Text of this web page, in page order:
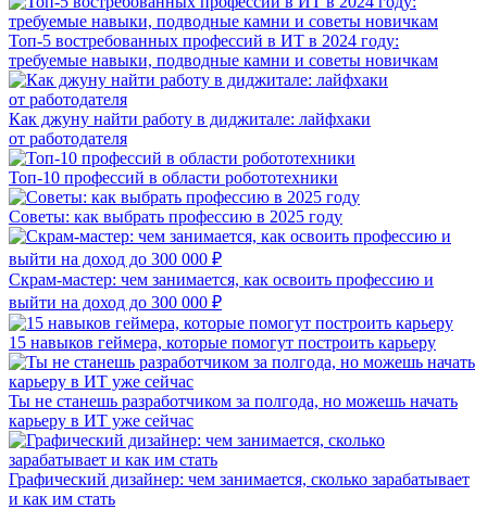
Топ-5 востребованных профессий в ИТ в 2024 году:
требуемые навыки, подводные камни и советы новичкам
Как джуну найти работу в диджитале: лайфхаки
от работодателя
Топ-10 профессий в области робототехники
Советы: как выбрать профессию в 2025 году
Скрам-мастер: чем занимается, как освоить профессию и
выйти на доход до 300 000 ₽
15 навыков геймера, которые помогут построить карьеру
Ты не станешь разработчиком за полгода, но можешь начать
карьеру в ИТ уже сейчас
Графический дизайнер: чем занимается, сколько зарабатывает
и как им стать